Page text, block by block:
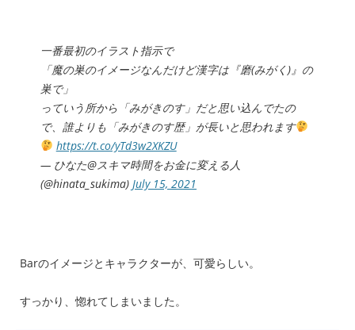
一番最初のイラスト指示で
「魔の巣のイメージなんだけど漢字は『磨(みがく)』の
巣で」
っていう所から「みがきのす」だと思い込んでたの
で、誰よりも「みがきのす歴」が長いと思われます
https://t.co/yTd3w2XKZU
— ひなた@スキマ時間をお金に変える人
(@hinata_sukima)July 15, 2021
Barのイメージとキャラクターが、可愛らしい。
すっかり、惚れてしまいました。